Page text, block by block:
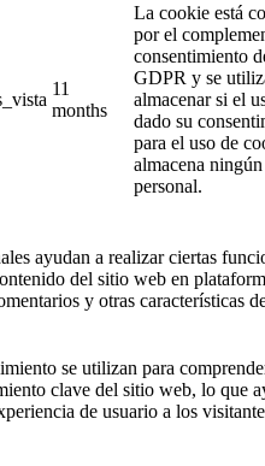
11
months
La cookie está
por el
consentimiento
GDPR y se
almacenar si el
dado su
para el uso de
almacena
personal.
ayudan a realizar ciertas
del sitio web en
y otras características
se utilizan para
clave del sitio web, lo que
de usuario a los